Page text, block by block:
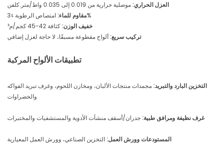
العزل الحراري: موصلية حرارية من 0.019 إلى 0.035 واط/متر.كلفن
مقاوم للماء:امتصاص الرطوبة ≤3%
خفيف الوزن: كثافة 42-45 كجم/م³
تركيب سريع: ألواح مقطوعة مسبقًا، لا حاجة لعزل إضافي
تطبيقات الألواح المركبة
التخزين البارد والتبريد: مجمدات منتجات الألبان، ومخازن اللحوم، وغرف تبريد الفواكه
والخضراوات
غرف نظيفة ومرافق طبية: جدران/أسقف منشآت الأدوية والمستشفيات والمختبرات
المستودعات وورش العمل: التخزين الصناعي، وورش العمل المعيارية